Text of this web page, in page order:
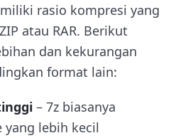
rasio kompresi yang
atau RAR. Berikut
dan kekurangan
format lain:
– 7z biasanya
lebih kecil